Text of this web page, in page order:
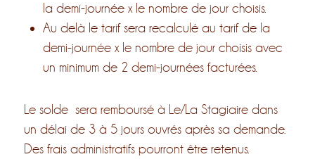
la demi-journée x le nombre de jour choisis.
Au delà le tarif sera recalculé au tarif de la
demi-journée x le nombre de jour choisis avec
un minimum de 2 demi-journées facturées.
Le solde sera remboursé à Le/La Stagiaire dans
un délai de 3 à 5 jours ouvrés après sa demande.
Des frais administratifs pourront être retenus.